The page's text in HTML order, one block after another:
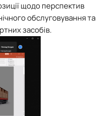
щодо перспектив
обслуговування та
засобів.